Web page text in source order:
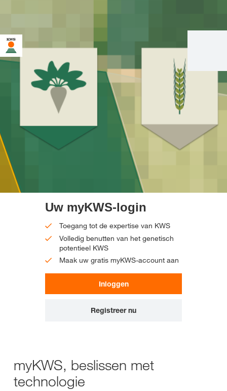
U bent op de KWS-website voor Nederland. Er bestaat een
alternatieve webpagina in uw land voor deze pagina:
Wilt u nu veranderen?
VERANDER
DEZE KEER NIET
VERANDEREN
NIET MEER
VRAGEN
Uw myKWS-login
Toegang tot de expertise van KWS
Volledig benutten van het genetisch
potentieel KWS
Maak uw gratis myKWS-account aan
Inloggen
Registreer nu
myKWS, beslissen met
technologie